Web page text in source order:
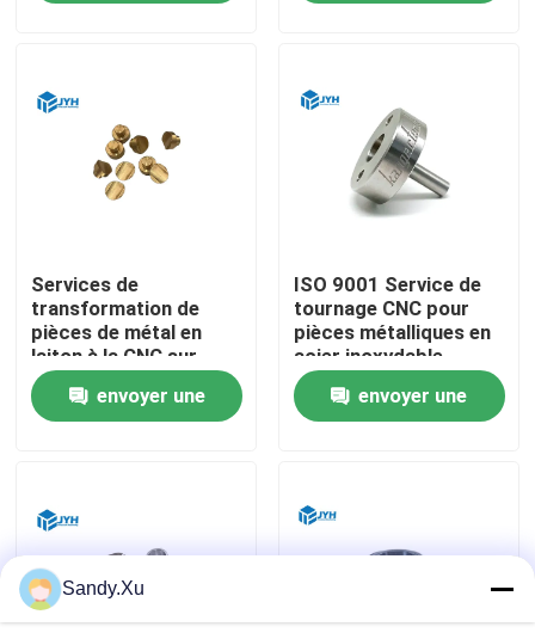
Exposition de VR
Au sujet de nous
Contrôle de qualité
Contactez-nous
Cas
Demandez une citation
Services de
transformation de
pièces de métal en
laiton à la CNC sur
mesure avec polissage
anodisantenvoyer une
ISO 9001 Service de
tournage CNC pour
pièces métalliques en
acier inoxydable
envoyer une
Sandy.Xu